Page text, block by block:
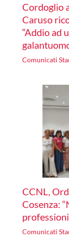
Cordoglio
Caruso
“Addio ad
Comunicati
CCNL,
Cosenza:
Comunicati